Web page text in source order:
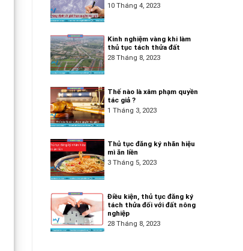
10 Tháng 4, 2023
Kinh nghiệm vàng khi làm
thủ tục tách thửa đất
28 Tháng 8, 2023
Thế nào là xâm phạm quyền
tác giả ?
1 Tháng 3, 2023
Thủ tục đăng ký nhãn hiệu
mì ăn liền
3 Tháng 5, 2023
Điều kiện, thủ tục đăng ký
tách thửa đối với đất nông
nghiệp
28 Tháng 8, 2023